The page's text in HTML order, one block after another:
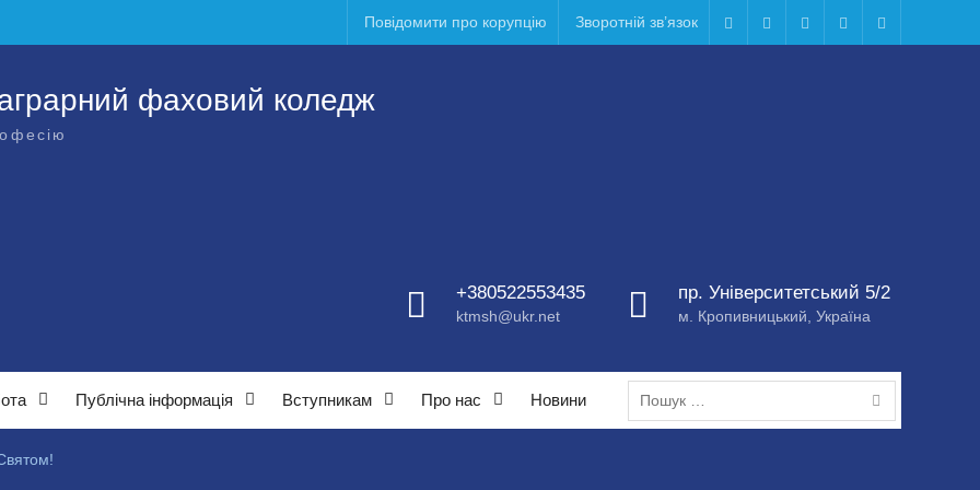
TelegramFacebookInstagram
X Youtube
Повідомити про корупцію Зворотній зв’язок
фаховий коледж
+380522553435
ktmsh@ukr.net
пр. Університетський 5/2
м. Кропивницький, Україна
Публічна інформація Вступникам Про нас Новини
Пошук: